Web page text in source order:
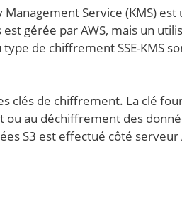
Service (KMS) est
gérée par AWS, mais un
de chiffrement SSE-KMS
clés de chiffrement. La clé
ou au déchiffrement des
S3 est effectué côté serveur